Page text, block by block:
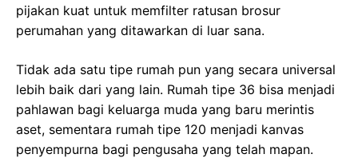
pijakan kuat untuk memfilter ratusan brosur
perumahan yang ditawarkan di luar sana.
Tidak ada satu tipe rumah pun yang secara universal
lebih baik dari yang lain. Rumah tipe 36 bisa menjadi
pahlawan bagi keluarga muda yang baru merintis
aset, sementara rumah tipe 120 menjadi kanvas
penyempurna bagi pengusaha yang telah mapan.